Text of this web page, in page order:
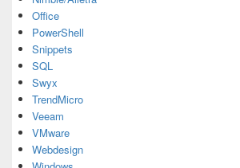
Office
PowerShell
Snippets
SQL
Swyx
TrendMicro
Veeam
VMware
Webdesign